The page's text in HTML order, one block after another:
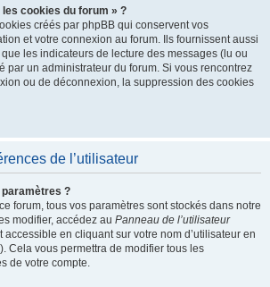
cookies du forum » ?
créés par phpBB qui conservent vos
et votre connexion au forum. Ils fournissent aussi
les indicateurs de lecture des messages (lu ou
par un administrateur du forum. Si vous rencontrez
ou de déconnexion, la suppression des cookies
de l’utilisateur
?
forum, tous vos paramètres sont stockés dans notre
modifier, accédez au Panneau de l’utilisateur
en cliquant sur votre nom d’utilisateur en
Cela vous permettra de modifier tous les
de votre compte.